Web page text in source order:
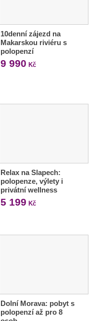
10denní zájezd na
Makarskou riviéru s
polopenzí
9 990 Kč
Relax na Slapech:
polopenze, výlety i
privátní wellness
5 199 Kč
Dolní Morava: pobyt s
polopenzí až pro 8